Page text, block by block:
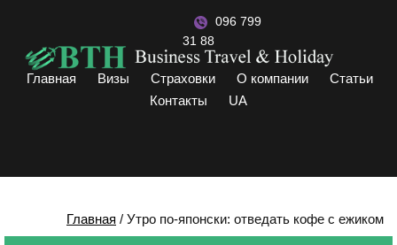
Главная Визы Страховки О компании
Статьи
Контакты
UA
096 799
31 88
Главная / Утро по-японски: отведать кофе с ежиком